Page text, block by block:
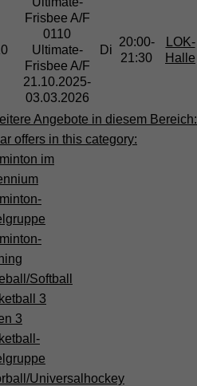
Frisbee A/F
0110
Ultimate-
Frisbee A/F
21.10.2025-
03.03.2026
Di
20:00-
21:30
LOK-
Halle
Angebote in diesem Bereich:
offers in this category:
im
Softball
3
3
Universalhockey